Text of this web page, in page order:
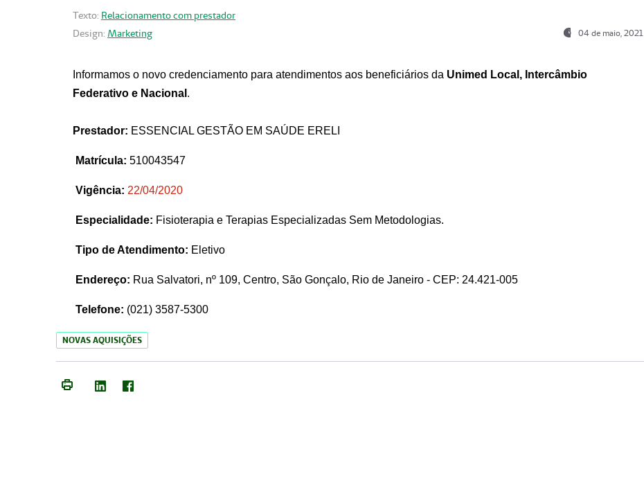
Texto: Relacionamento com prestador
Design: Marketing 04 de maio, 2021
Informamos o novo credenciamento para atendimentos aos beneficiários da Unimed Local, Intercâmbio
Federativo e Nacional .
Prestador: ESSENCIAL GESTÃO EM SAÚDE ERELI
Matrícula: 510043547
Vigência: 22/04/2020
Especialidade: Fisioterapia e Terapias Especializadas Sem Metodologias.
Tipo de Atendimento: Eletivo
Endereço: Rua Salvatori, nº 109, Centro, São Gonçalo, Rio de Janeiro - CEP: 24.421-005
Telefone: (021) 3587-5300
NOVAS AQUISIÇÕES